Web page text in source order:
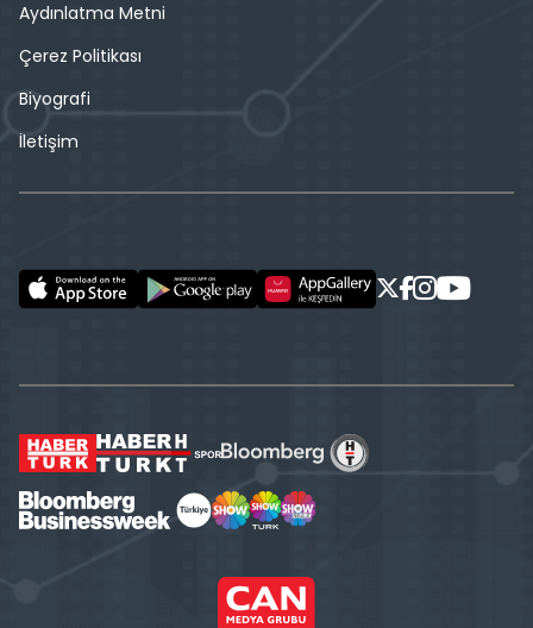
Aydınlatma Metni
Çerez Politikası
Biyografi
İletişim